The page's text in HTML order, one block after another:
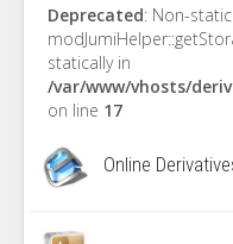
Deprecated: Non-
statically in
/var/www/vhosts/
on line 17
Online